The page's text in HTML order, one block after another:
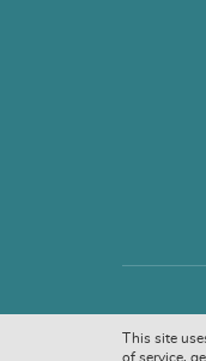
This site
of service,